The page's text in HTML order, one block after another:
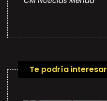
Te podría interesar